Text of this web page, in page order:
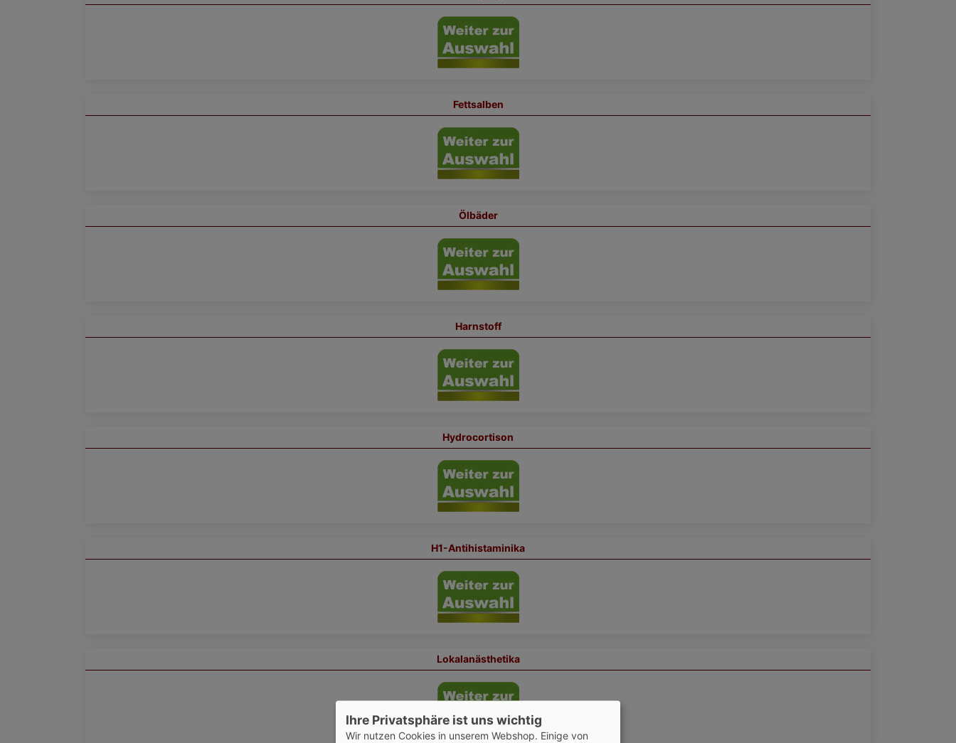
Fettsalben
Ölbäder
Harnstoff
Hydrocortison
H1-Antihistaminika
Lokalanästhetika
Ihre Privatsphäre ist uns wichtig
Wir nutzen Cookies in unserem Webshop. Einige von